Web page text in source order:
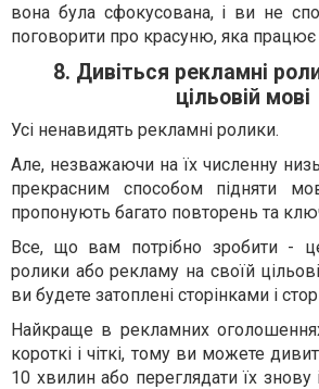
вона була сфокусована, і ви не
поговорити про красуню, яка працює
8. Дивіться рекламні
цільовій мові
Усі ненавидять рекламні ролики.
Але, незважаючи на їх численну
прекрасним способом підняти
пропонують багато повторень та
Все, що вам потрібно зробити -
ролики або рекламу на своїй
ви будете затоплені сторінками і
Найкраще в рекламних
короткі і чіткі, тому ви можете
10 хвилин або переглядати їх